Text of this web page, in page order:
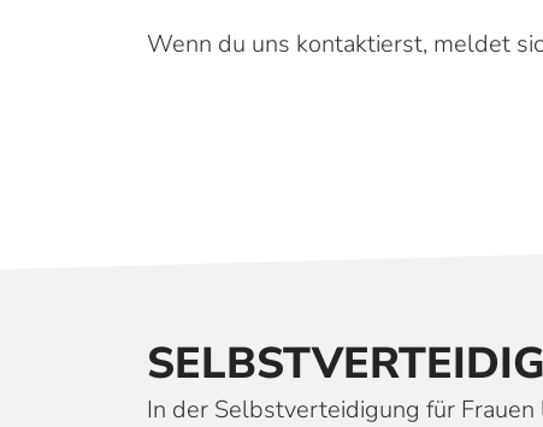
Wenn du uns kontaktierst, meldet
In der Selbstverteidigung für